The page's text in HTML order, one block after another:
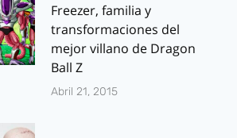
Freezer, familia y
transformaciones del
mejor villano de Dragon
Ball Z
Abril 21, 2015